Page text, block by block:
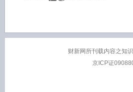
财新网所刊载内容之知
京ICP证